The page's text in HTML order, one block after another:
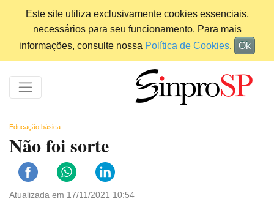
Este site utiliza exclusivamente cookies essenciais,
necessários para seu funcionamento. Para mais
informações, consulte nossa Política de Cookies. Ok
Educação básica
Não foi sorte
Atualizada em 17/11/2021 10:54